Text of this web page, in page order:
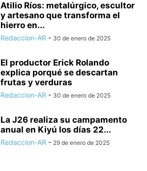
Atilio Ríos: metalúrgico, escultor
y artesano que transforma el
hierro en...
Redaccion-AR - 30 de enero de 2025
El productor Erick Rolando
explica porqué se descartan
frutas y verduras
Redaccion-AR - 30 de enero de 2025
La J26 realiza su campamento
anual en Kiyú los días 22...
Redaccion-AR - 29 de enero de 2025